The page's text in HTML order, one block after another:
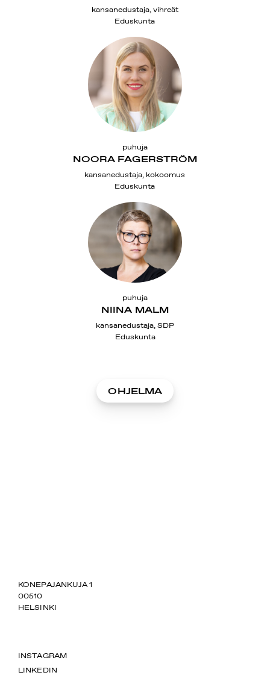
kansanedustaja, vihreät
Eduskunta
NOORA FAGERSTRÖM
puhuja
kansanedustaja, kokoomus
Eduskunta
NIINA MALM
puhuja
kansanedustaja, SDP
Eduskunta
OHJELMA
SUOMIAREENA
KONEPAJANKUJA 1
00510
HELSINKI
INSTAGRAM
LINKEDIN